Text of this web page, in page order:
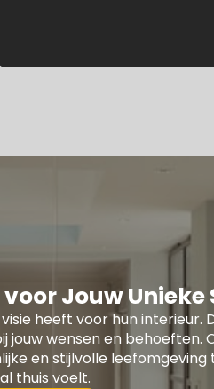
Jouw Unieke
heeft voor hun interieur.
wensen en behoeften.
en stijlvolle
thuis voelt.